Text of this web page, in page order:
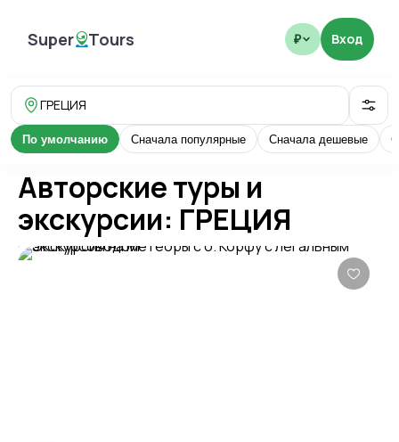
Super Tours
SuperTours ₽ Вход
ГРЕЦИЯ
По умолчанию Сначала популярные Сначала дешевые
Авторские туры и
экскурсии: ГРЕЦИЯ